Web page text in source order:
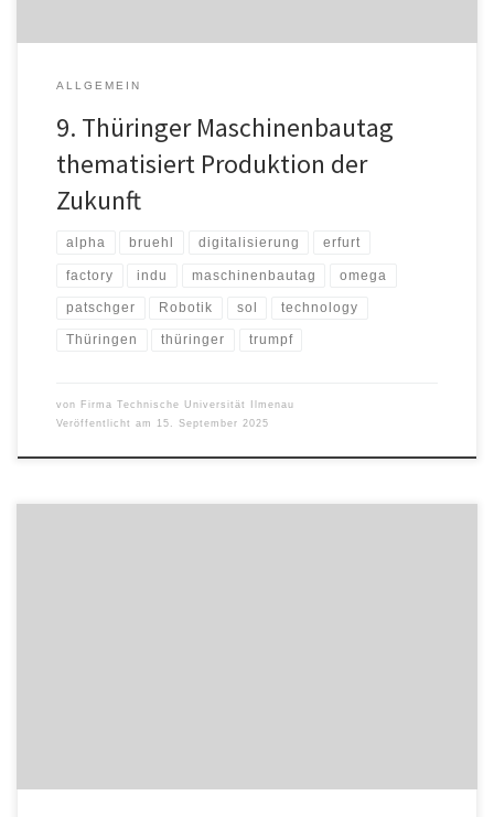
ALLGEMEIN
9. Thüringer Maschinenbautag
thematisiert Produktion der
Zukunft
alpha bruehl digitalisierung erfurt
factory indu maschinenbautag omega
patschger Robotik sol technology
Thüringen thüringer trumpf
von Firma Technische Universität Ilmenau
Veröffentlicht am
15. September 2025